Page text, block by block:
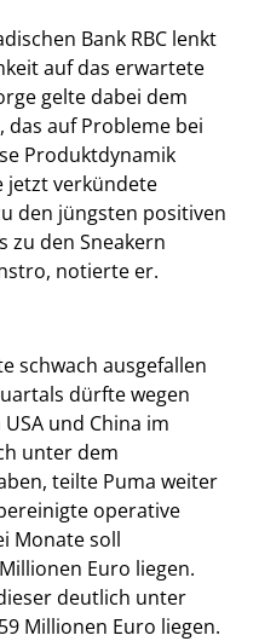
Bank RBC lenkt
auf das erwartete
gelte dabei dem
das auf Probleme bei
Produktdynamik
jetzt verkündete
den jüngsten positiven
zu den Sneakern
notierte er.
schwach ausgefallen
dürfte wegen
und China im
unter dem
teilte Puma weiter
operative
Monate soll
Euro liegen.
deutlich unter
Millionen Euro liegen.